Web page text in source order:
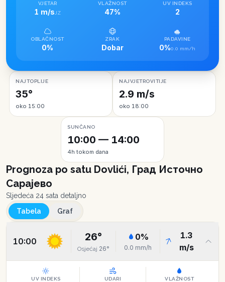
VJETAR
1 m/s JZ
VLAŽNOST
47%
UV INDEKS
2
OBLAČNOST
0%
ZRAK
Dobar
PADAVINE
0%0.0 mm/h
NAJTOPLIJE
35°
oko 15:00
NAJVJETROVITIJE
2.9 m/s
oko 18:00
SUNČANO
10:00 — 14:00
4h tokom dana
Prognoza po satu Dovlići, Град Источно
Сарајево
Sljedeća 24 sata detaljno
Tabela
Graf
10:00 26°
Osjećaj 26°
0%
0.0 mm/h
1.3
m/s
UV INDEKS UDARI VLAŽNOST